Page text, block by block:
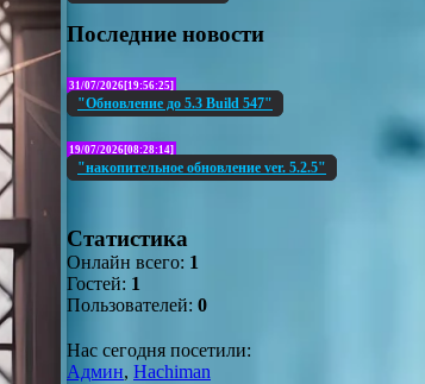
Последние новости
31/07/2026[19:56:25]
"Обновление до 5.3 Build 547"
19/07/2026[08:28:14]
"накопительное обновление ver. 5.2.5"
Статистика
Онлайн всего: 1
Гостей: 1
Пользователей: 0
Нас сегодня посетили:
Админ, Hachiman